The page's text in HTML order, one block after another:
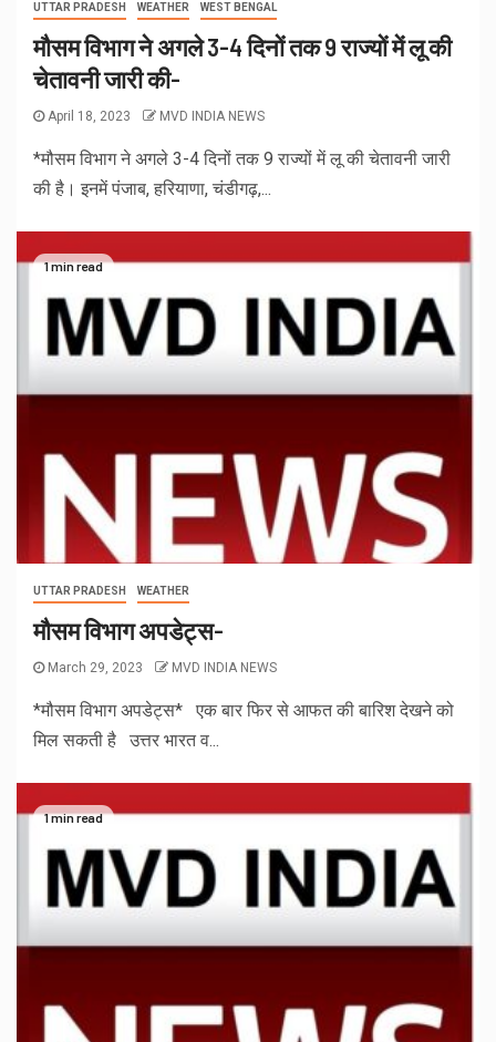
UTTAR PRADESH
WEATHER WEST BENGAL
मौसम विभाग ने अगले 3-4 दिनों तक 9 राज्यों में लू की
चेतावनी जारी की-
April 18, 2023 MVD INDIA NEWS
*मौसम विभाग ने अगले 3-4 दिनों तक 9 राज्यों में लू की चेतावनी जारी
की है। इनमें पंजाब, हरियाणा, चंडीगढ़,...
1 min read
UTTAR PRADESH WEATHER
मौसम विभाग अपडेट्स-
March 29, 2023 MVD INDIA NEWS
*मौसम विभाग अपडेट्स* एक बार फिर से आफत की बारिश देखने को
मिल सकती है उत्तर भारत व...
1 min read